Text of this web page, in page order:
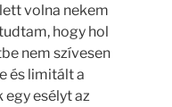
volna nekem
hogy hol
nem szívesen
és limitált a
esélyt az